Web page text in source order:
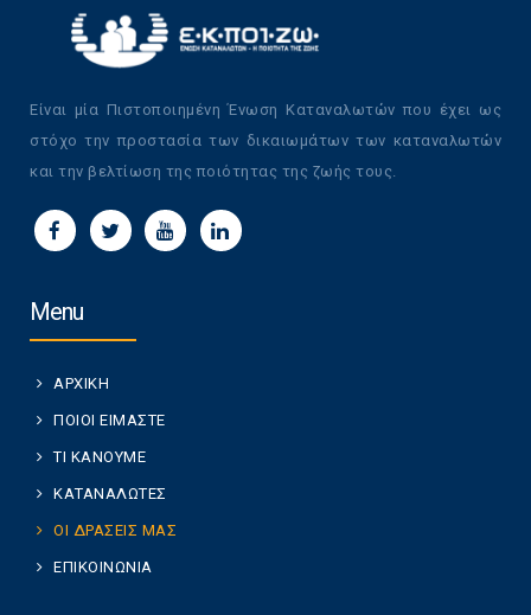
Είναι μία Πιστοποιημένη Ένωση Καταναλωτών που έχει ως
στόχο την προστασία των δικαιωμάτων των καταναλωτών
και την βελτίωση της ποιότητας της ζωής τους.
Menu
ΑΡΧΙΚΗ
ΠΟΙΟΙ ΕΙΜΑΣΤΕ
ΤΙ ΚΑΝΟΥΜΕ
ΚΑΤΑΝΑΛΩΤΕΣ
ΟΙ ΔΡΑΣΕΙΣ ΜΑΣ
ΕΠΙΚΟΙΝΩΝΙΑ